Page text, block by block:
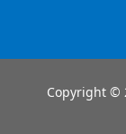
Copyright ©